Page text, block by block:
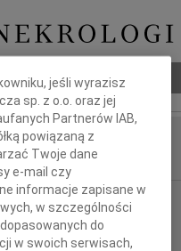
jeśli wyrazisz
sp. z o.o. oraz jej
Partnerów IAB,
powiązaną z
Twoje dane
e-mail czy
informacje zapisane w
w szczególności
do
w swoich serwisach,